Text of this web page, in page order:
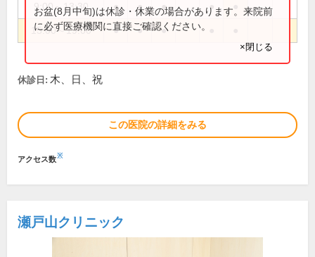
9:00～13:30 ● ● ● ●
15:00～19:00 ● ● ●
お盆(8月中旬)は休診・休業の場合があります。来院前
に必ず医療機関に直接ご確認ください。
×閉じる
休診日: 木、日、祝
この医院の詳細をみる
アクセス数※
瀬戸山クリニック